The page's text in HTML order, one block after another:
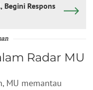
Begini Respons
Radar MU
MU memantau